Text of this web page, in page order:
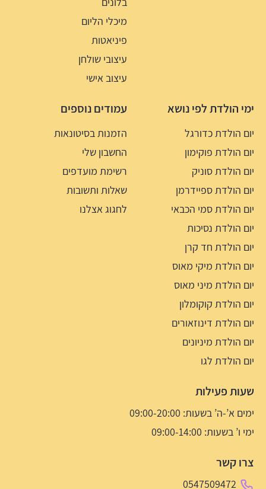
מיכלי הליום
פיניאטות
עיצובי שולחן
עיצוב אישי
ימי הולדת לפי נושא
יום הולדת כדורגל
יום הולדת פוקימון
יום הולדת סוניק
יום הולדת ספיידרמן
יום הולדת סמי הכבאי
יום הולדת נסיכות
יום הולדת חד קרן
יום הולדת מיקי מאוס
יום הולדת מיני מאוס
יום הולדת קוקומלון
יום הולדת דינוזאורים
יום הולדת מיניונים
יום הולדת לגו
עמודים נוספים
הזמנות בסיטונאות
החשבון שלי
רשימת מועדפים
שאלות ותשובות
לחגוג אצלנו
שעות פעילות
ימים א’-ה’ בשעות: 09:00-20:00
ימי ו’ בשעות: 09:00-14:00
צרו קשר
0547509472